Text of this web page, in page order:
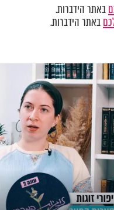
באתר הידברות.
באתר הידברות.